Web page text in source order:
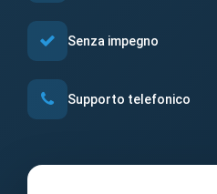
Senza impegno
Supporto telefonico